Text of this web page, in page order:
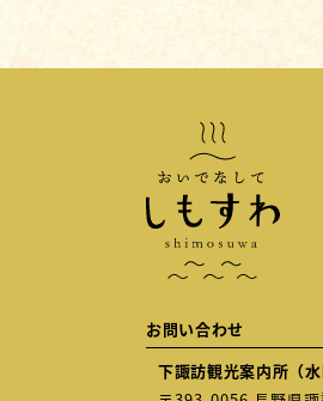
お問い合わせ
下諏訪観光案内所（水